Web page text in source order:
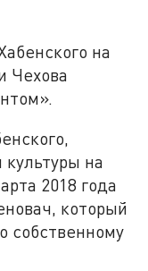
на
Чехова
на
2018 года
который
собственному